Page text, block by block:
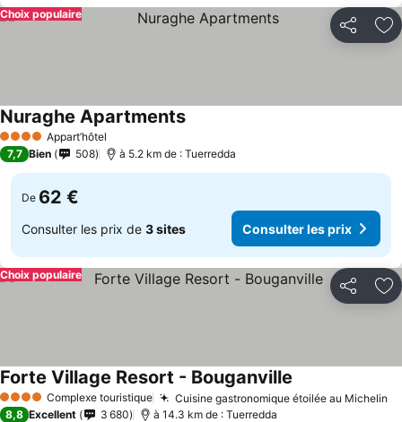
Partager
Choix populaire
4 Étoiles Appart’hôtel
Nuraghe Apartments
7,7 Bien 508 à 5.2 km de : Tuerredda
De 62 €
Consulter les prix de 3 sites Consulter les prix
Partager
Choix populaire
4 Étoiles Complexe touristique Cuisine gastronomique étoilée au Michelin
Forte Village Resort - Bouganville
8,8 Excellent 3 680 à 14.3 km de : Tuerredda